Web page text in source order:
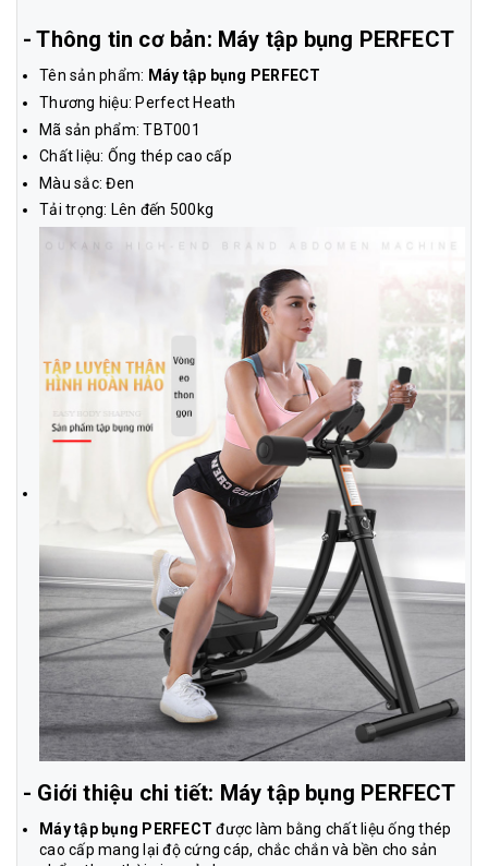
- Thông tin cơ bản: Máy tập bụng PERFECT
Tên sản phẩm: Máy tập bụng PERFECT
Thương hiệu: Perfect Heath
Mã sản phẩm: TBT001
Chất liệu: Ống thép cao cấp
Màu sắc: Đen
Tải trọng: Lên đến 500kg
- Giới thiệu chi tiết: Máy tập bụng PERFECT
Máy tập bụng PERFECT được làm bằng chất liệu ống thép
cao cấp mang lại độ cứng cáp, chắc chắn và bền cho sản